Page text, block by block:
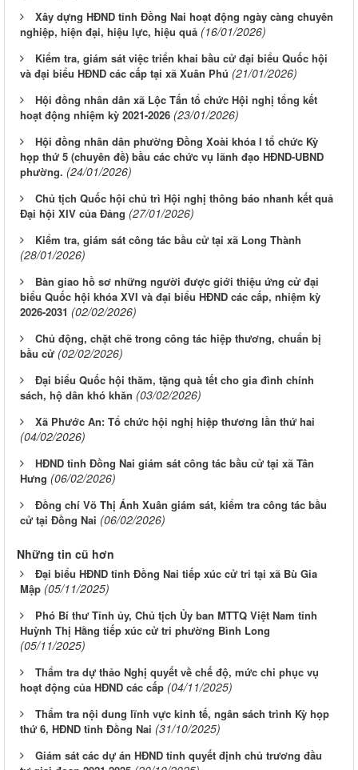
Xây dựng HĐND tỉnh Đồng Nai hoạt động ngày càng chuyên
nghiệp, hiện đại, hiệu lực, hiệu quả (16/01/2026)
Kiểm tra, giám sát việc triển khai bầu cử đại biểu Quốc hội
và đại biểu HĐND các cấp tại xã Xuân Phú (21/01/2026)
Hội đồng nhân dân xã Lộc Tấn tổ chức Hội nghị tổng kết
hoạt động nhiệm kỳ 2021-2026 (23/01/2026)
Hội đồng nhân dân phường Đồng Xoài khóa I tổ chức Kỳ
họp thứ 5 (chuyên đề) bầu các chức vụ lãnh đạo HĐND-UBND
phường. (24/01/2026)
Chủ tịch Quốc hội chủ trì Hội nghị thông báo nhanh kết quả
Đại hội XIV của Đảng (27/01/2026)
Kiểm tra, giám sát công tác bầu cử tại xã Long Thành
(28/01/2026)
Bàn giao hồ sơ những người được giới thiệu ứng cử đại
biểu Quốc hội khóa XVI và đại biểu HĐND các cấp, nhiệm kỳ
2026-2031 (02/02/2026)
Chủ động, chặt chẽ trong công tác hiệp thương, chuẩn bị
bầu cử (02/02/2026)
Đại biểu Quốc hội thăm, tặng quà tết cho gia đình chính
sách, hộ dân khó khăn (03/02/2026)
Xã Phước An: Tổ chức hội nghị hiệp thương lần thứ hai
(04/02/2026)
HĐND tỉnh Đồng Nai giám sát công tác bầu cử tại xã Tân
Hưng (06/02/2026)
Đồng chí Võ Thị Ánh Xuân giám sát, kiểm tra công tác bầu
cử tại Đồng Nai (06/02/2026)
Những tin cũ hơn
Đại biểu HĐND tỉnh Đồng Nai tiếp xúc cử tri tại xã Bù Gia
Mập (05/11/2025)
Phó Bí thư Tỉnh ủy, Chủ tịch Ủy ban MTTQ Việt Nam tỉnh
Huỳnh Thị Hằng tiếp xúc cử tri phường Bình Long
(05/11/2025)
Thẩm tra dự thảo Nghị quyết về chế độ, mức chi phục vụ
hoạt động của HĐND các cấp (04/11/2025)
Thẩm tra nội dung lĩnh vực kinh tế, ngân sách trình Kỳ họp
thứ 6, HĐND tỉnh Đồng Nai (31/10/2025)
Giám sát các dự án HĐND tỉnh quyết định chủ trương đầu